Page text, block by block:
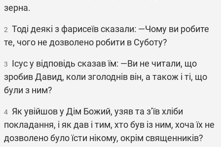
зерна.
2 Тоді деякі з фарисеїв сказали: ―Чому ви робите
те, чого не дозволено робити в Суботу?
3 Ісус у відповідь сказав їм: ―Ви не читали, що
зробив Давид, коли зголоднів він, а також і ті, що
були з ним?
4 Як увійшов у Дім Божий, узяв та з’їв хліби
покладання, і як дав і тим, хто був із ним, хоча їх не
дозволено було їсти нікому, окрім священників?